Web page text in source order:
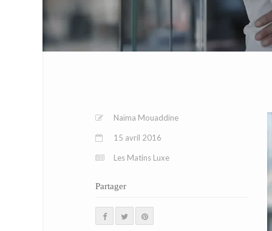
Naïma Mouaddine
15 avril 2016
Les Matins Luxe
Partager